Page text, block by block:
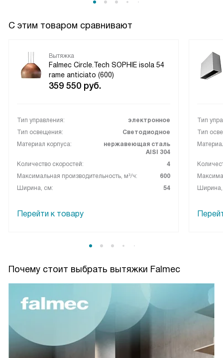
вытяжку. Она не только идеально вписалась в интерьер
приготовления пищи. Уверена, что она прослужит мне
С этим товаром сравнивают
Вытяжка
Falmec Circle.Tech SOPHIE isola 54
rame anticiato (600)
359 550 руб.
Тип управления:
электронное
Тип освещения:
Светодиодное
Материал корпуса:
нержавеющая сталь
AISI 304
Количество скоростей:
4
Максимальная производительность, м³/ч:
600
Ширина, см:
54
Перейти к товару
Тип
Тип
Почему стоит выбрать вытяжки Falmec